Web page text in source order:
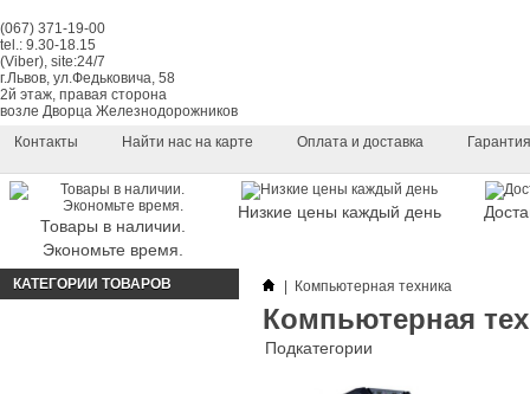
(067) 371-19-00
tel.: 9.30-18.15
(Viber), site:24/7
г.Львов, ул.Федьковича, 58
2й этаж, правая сторона
возле Дворца Железнодорожников
Контакты
Найти нас на карте Оплата и доставка Гарантия
Товары в наличии.
Экономьте время.
Низкие цены каждый день
КАТЕГОРИИ ТОВАРОВ Компьютерная техника
Компьютерная
Подкатегории